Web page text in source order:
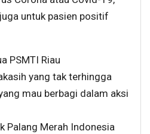
untuk pasien positif
PSMTI Riau
yang tak terhingga
mau berbagi dalam aksi
Palang Merah Indonesia